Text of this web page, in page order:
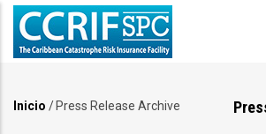
Pasar
contenido
Inicio / Press Release Archive